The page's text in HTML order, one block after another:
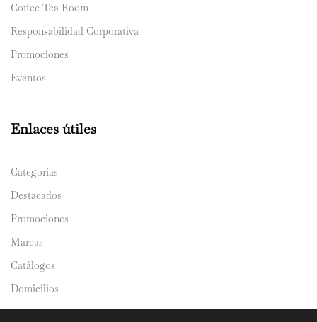
Coffee Tea Room
Responsabilidad Corporativa
Promociones
Eventos
Enlaces útiles
Categorías
Destacados
Promociones
Marcas
Catálogos
Domicilios